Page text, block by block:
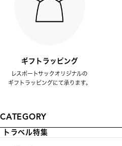
ギフトラッピング
レスポートサックオリジナルの
ギフトラッピングにて承ります。
CATEGORY
トラベル特集